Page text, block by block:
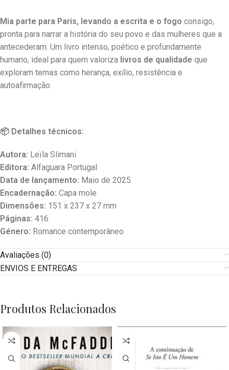
Mia parte para Paris, levando a escrita e o fogo consigo,
pronta para narrar a história do seu povo e das mulheres que a
antecederam. Um livro intenso, poético e profundamente
humano, ideal para quem valoriza livros de qualidade que
exploram temas como herança, exílio, resistência e
autoafirmação.
📦 Detalhes técnicos:
Autora: Leïla Slimani
Editora: Alfaguara Portugal
Data de lançamento: Maio de 2025
Encadernação: Capa mole
Dimensões: 151 x 237 x 27 mm
Páginas: 416
Género: Romance contemporâneo
Avaliações (0)
ENVIOS E ENTREGAS
Produtos Relacionados